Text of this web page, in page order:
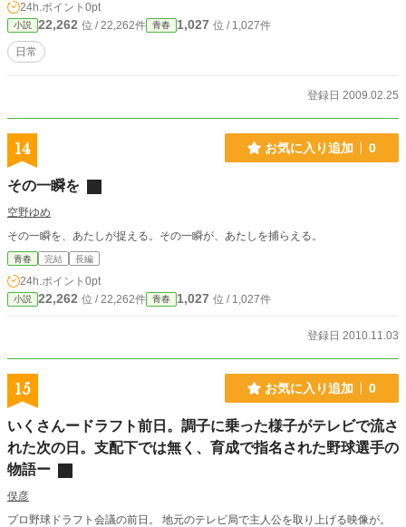
24h.ポイント 0pt
小説 22,262 位 / 22,262件 青春 1,027 位 / 1,027件
日常
登録日 2009.02.25
14 お気に入り追加 0
その一瞬を
空野ゆめ
その一瞬を、あたしが捉える。その一瞬が、あたしを捕らえる。
青春 完結 長編
24h.ポイント 0pt
小説 22,262 位 / 22,262件 青春 1,027 位 / 1,027件
登録日 2010.11.03
15 お気に入り追加 0
いくさんードラフト前日。調子に乗った様子がテレビで流さ
れた次の日。支配下では無く、育成で指名された野球選手の
物語ー
俣彦
プロ野球ドラフト会議の前日。 地元のテレビ局で主人公を取り上げる映像が。